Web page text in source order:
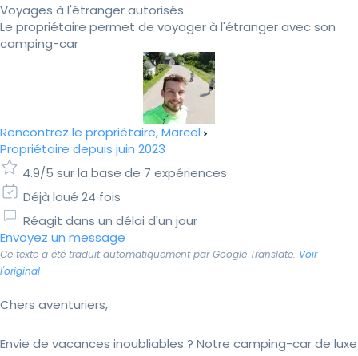
Voyages à l'étranger autorisés
Le propriétaire permet de voyager à l'étranger avec son
camping-car
Rencontrez le propriétaire, Marcel
Propriétaire depuis juin 2023
4.9/5 sur la base de 7 expériences
Déjà loué 24 fois
Réagit dans un délai d'un jour
Envoyez un message
Ce texte a été traduit automatiquement par Google Translate. Voir
l'original
Chers aventuriers,
Envie de vacances inoubliables ? Notre camping-car de luxe